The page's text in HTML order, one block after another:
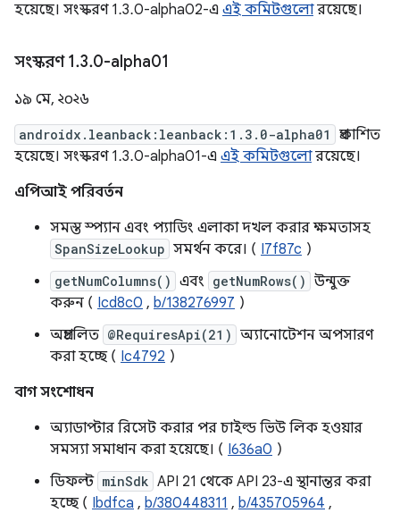
হয়েছে। সংস্করণ 1.3.0-alpha02-এ এই কমিটগুলোরয়েছে।
সংস্করণ 1.3.0-alpha01
১৯ মে, ২০২৬
androidx.leanback:leanback:1.3.0-alpha01
প্রকাশিত
হয়েছে। সংস্করণ 1.3.0-alpha01-এ এই কমিটগুলোরয়েছে।
এপিআই পরিবর্তন
সমস্ত স্প্যান এবং প্যাডিং এলাকা দখল করার ক্ষমতাসহ
SpanSizeLookup সমর্থন করে। ( I7f87c )
getNumColumns() এবং getNumRows() উন্মুক্ত
করুন ( Icd8c0 , b/138276997 )
অপ্রচলিত @RequiresApi(21) অ্যানোটেশন অপসারণ
করা হচ্ছে ( Ic4792 )
বাগ সংশোধন
অ্যাডাপ্টার রিসেট করার পর চাইল্ড ভিউ লিক হওয়ার
সমস্যা সমাধান করা হয়েছে। ( I636a0 )
ডিফল্ট minSdk API 21 থেকে API 23-এ স্থানান্তর করা
হচ্ছে ( Ibdfca , b/380448311 , b/435705964 ,